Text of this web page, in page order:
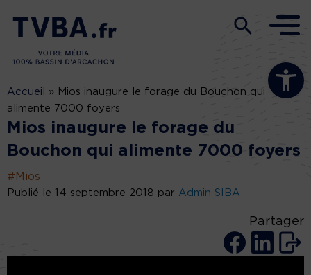
Ouvrir la
Accueil » Mios inaugure le forage du Bouchon qui
alimente 7000 foyers
Mios inaugure le forage du
Bouchon qui alimente 7000 foyers
#Mios
Publié le 14 septembre 2018 par Admin SIBA
Partager